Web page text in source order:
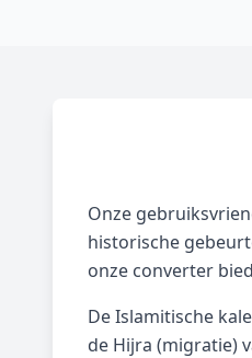
Onze
historische
onze converter
De Islamitische
de Hijra (migratie)